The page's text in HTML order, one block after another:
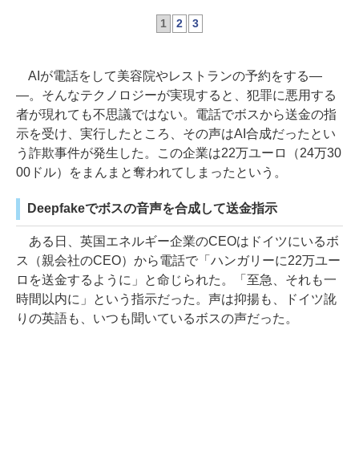
1 2 3
AIが電話をして美容院やレストランの予約をする―
―。そんなテクノロジーが実現すると、犯罪に悪用する
者が現れても不思議ではない。電話でボスから送金の指
示を受け、実行したところ、その声はAI合成だったとい
う詐欺事件が発生した。この企業は22万ユーロ（24万30
00ドル）をまんまと奪われてしまったという。
Deepfakeでボスの音声を合成して送金指示
ある日、英国エネルギー企業のCEOはドイツにいるボ
ス（親会社のCEO）から電話で「ハンガリーに22万ユー
ロを送金するように」と命じられた。「至急、それも一
時間以内に」という指示だった。声は抑揚も、ドイツ訛
りの英語も、いつも聞いているボスの声だった。